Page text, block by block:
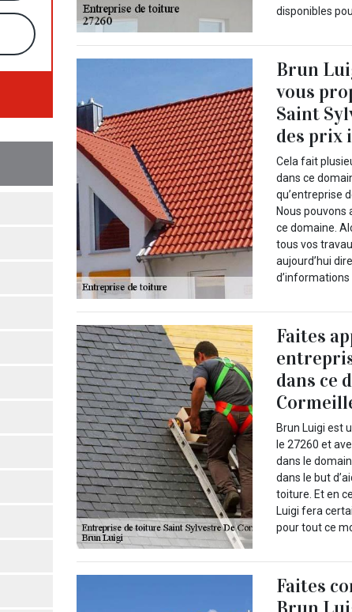
disponibles
Brun
vous
Saint
des prix
Cela fait
dans ce
qu’entreprise
Nous
ce domaine.
tous vos
aujourd’hui
Faites
dans ce
Brun Luigi est
le 27260 et
dans le
dans le but
toiture. Et en
Luigi fera
pour tout ce
Faites